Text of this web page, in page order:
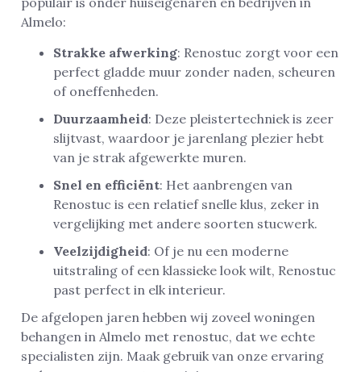
Almelo:
Strakke afwerking: Renostuc zorgt voor een
perfect gladde muur zonder naden, scheuren
of oneffenheden.
Duurzaamheid: Deze pleistertechniek is zeer
slijtvast, waardoor je jarenlang plezier hebt
van je strak afgewerkte muren.
Snel en efficiënt: Het aanbrengen van
Renostuc is een relatief snelle klus, zeker in
vergelijking met andere soorten stucwerk.
Veelzijdigheid: Of je nu een moderne
uitstraling of een klassieke look wilt, Renostuc
past perfect in elk interieur.
De afgelopen jaren hebben wij zoveel woningen
behangen in Almelo met renostuc, dat we echte
specialisten zijn. Maak gebruik van onze ervaring